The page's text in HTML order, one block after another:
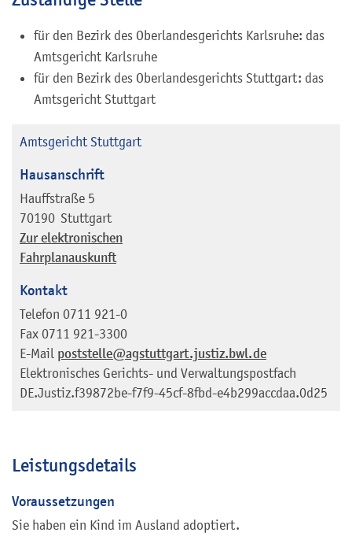
für den Bezirk des Oberlandesgerichts Karlsruhe: das
Amtsgericht Karlsruhe
für den Bezirk des Oberlandesgerichts Stuttgart: das
Amtsgericht Stuttgart
Amtsgericht Stuttgart
Hausanschrift
Hauffstraße 5
70190 Stuttgart
Zur elektronischen
Fahrplanauskunft
Kontakt
Telefon 0711 921-0
Fax 0711 921-3300
E-Mail poststelle@agstuttgart.justiz.bwl.de
Elektronisches Gerichts- und Verwaltungspostfach
DE.Justiz.f39872be-f7f9-45cf-8fbd-e4b299accdaa.0d25
Leistungsdetails
Voraussetzungen
Sie haben ein Kind im Ausland adoptiert.